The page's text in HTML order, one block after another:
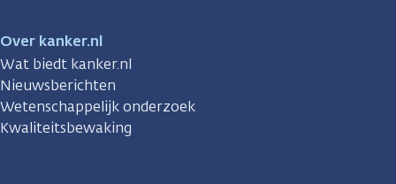
Over kanker.nl
Wat biedt kanker.nl
Nieuwsberichten
Wetenschappelijk onderzoek
Kwaliteitsbewaking